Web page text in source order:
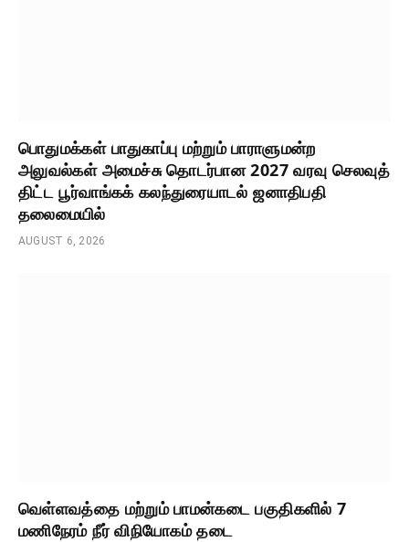
பொதுமக்கள் பாதுகாப்பு மற்றும் பாராளுமன்ற
அலுவல்கள் அமைச்சு தொடர்பான 2027 வரவு செலவுத்
திட்ட பூர்வாங்கக் கலந்துரையாடல் ஜனாதிபதி
தலைமையில்
AUGUST 6, 2026
வெள்ளவத்தை மற்றும் பாமன்கடை பகுதிகளில் 7
மணிநேரம் நீர் விநியோகம் தடை